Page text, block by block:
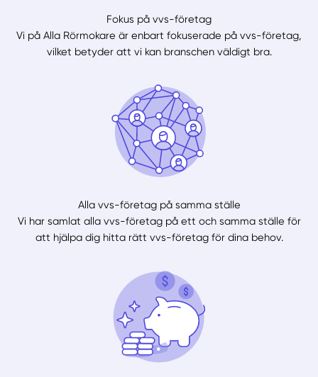
Fokus på vvs-företag
Vi på Alla Rörmokare är enbart fokuserade på vvs-företag,
vilket betyder att vi kan branschen väldigt bra.
Alla vvs-företag på samma ställe
Vi har samlat alla vvs-företag på ett och samma ställe för
att hjälpa dig hitta rätt vvs-företag för dina behov.